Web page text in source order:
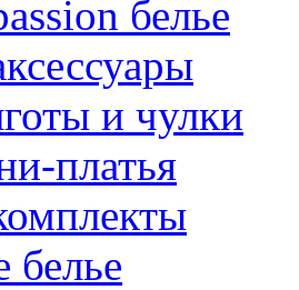
белье
и чулки
платья
белье